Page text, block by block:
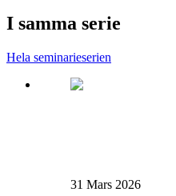
I samma serie
Hela seminarieserien
31 Mars 2026